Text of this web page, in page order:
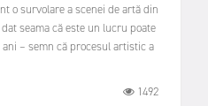
o survolare a scenei de artă din
seama că este un lucru poate
– semn că procesul artistic a
1492